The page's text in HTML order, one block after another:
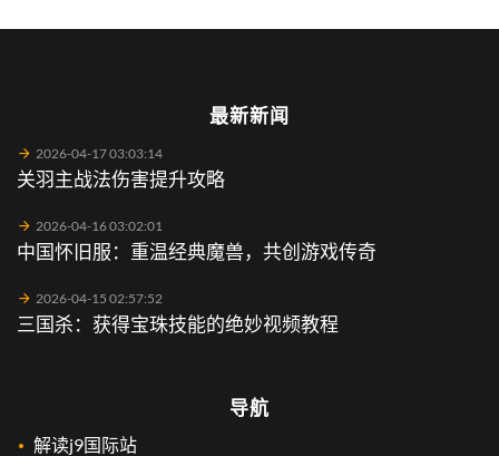
最新新闻
2026-04-17 03:03:14
关羽主战法伤害提升攻略
2026-04-16 03:02:01
中国怀旧服：重温经典魔兽，共创游戏传奇
2026-04-15 02:57:52
三国杀：获得宝珠技能的绝妙视频教程
导航
解读j9国际站